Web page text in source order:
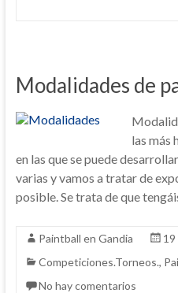
Modalidades de
las más
en las que se puede
varias y vamos a tratar de
posible. Se trata de que
Paintball en Gandia
Competiciones.Torneos.,
No hay comentarios